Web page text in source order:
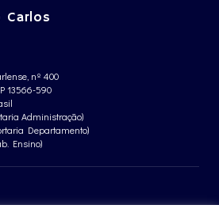
Carlos
nº 400
13566-590
Administração)
Departamento)